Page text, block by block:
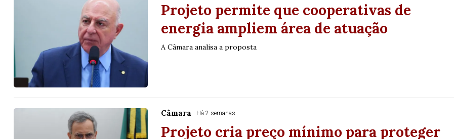
Projeto permite que cooperativas de
energia ampliem área de atuação
A Câmara analisa a proposta
Câmara Há 2 semanas
Projeto cria preço mínimo para proteger